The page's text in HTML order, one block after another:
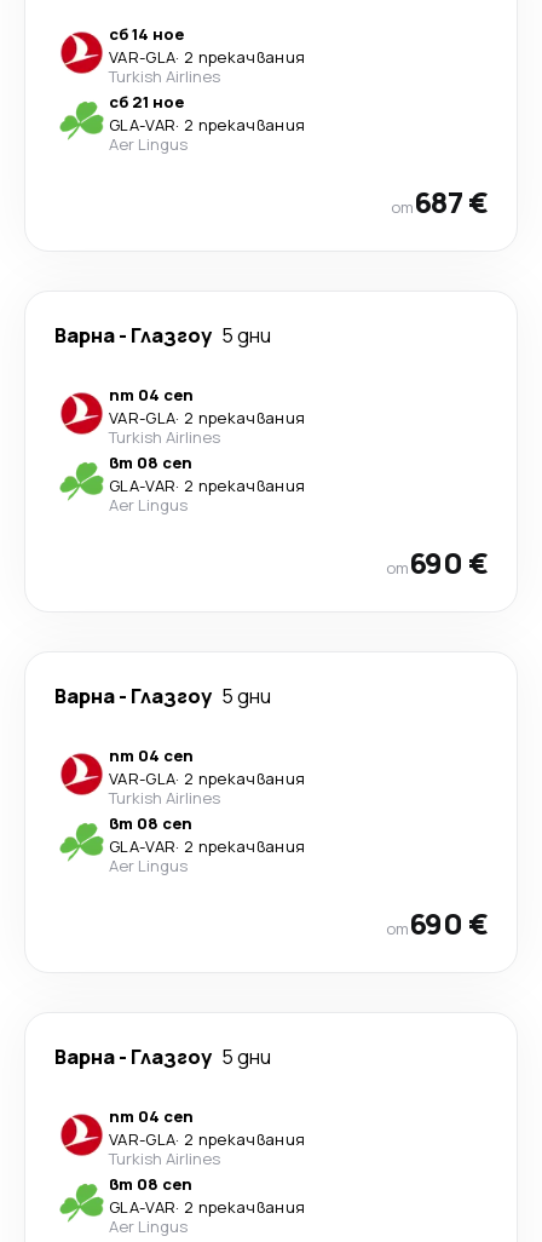
сб 14 ное
VAR-GLA· 2 прекачвания
Turkish Airlines
сб 21 ное
GLA-VAR· 2 прекачвания
Aer Lingus
от687 €
Варна- Глазгоу 5 дни
пт 04 сеп
VAR-GLA· 2 прекачвания
Turkish Airlines
вт 08 сеп
GLA-VAR· 2 прекачвания
Aer Lingus
от690 €
Варна- Глазгоу 5 дни
пт 04 сеп
VAR-GLA· 2 прекачвания
Turkish Airlines
вт 08 сеп
GLA-VAR· 2 прекачвания
Aer Lingus
от690 €
Варна- Глазгоу 5 дни
пт 04 сеп
VAR-GLA· 2 прекачвания
Turkish Airlines
вт 08 сеп
GLA-VAR· 2 прекачвания
Aer Lingus